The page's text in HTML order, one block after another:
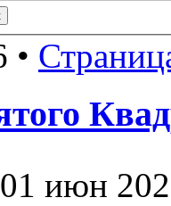
•
июн